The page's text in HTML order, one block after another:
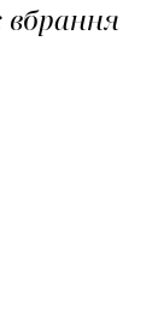
вбрання